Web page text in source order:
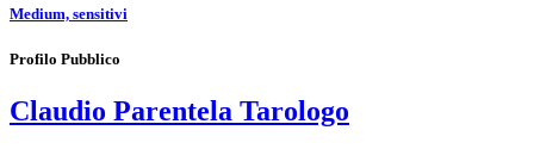
Medium, sensitivi
Profilo Pubblico
Claudio Parentela Tarologo